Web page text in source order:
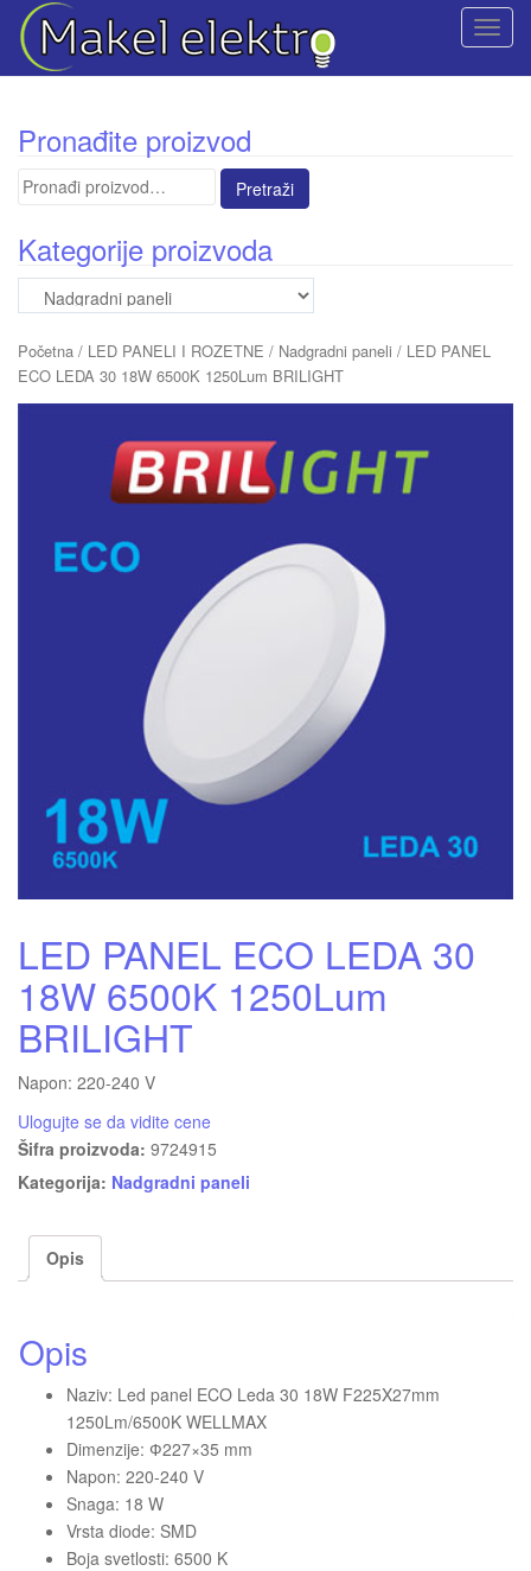
T
t
Pronađite proizvod
Pretraga
Kategorije proizvoda
Početna / LED PANELI I ROZETNE / Nadgradni paneli / LED PANEL
ECO LEDA 30 18W 6500K 1250Lum BRILIGHT
LED PANEL ECO LEDA 30
18W 6500K 1250Lum
BRILIGHT
Napon: 220-240 V
Ulogujte se da vidite cene
Šifra proizvoda: 9724915
Kategorija: Nadgradni paneli
Opis
Opis
Naziv: Led panel ECO Leda 30 18W F225X27mm
1250Lm/6500K WELLMAX
Dimenzije: Ф227×35 mm
Napon: 220-240 V
Snaga: 18 W
Vrsta diode: SMD
Boja svetlosti: 6500 K